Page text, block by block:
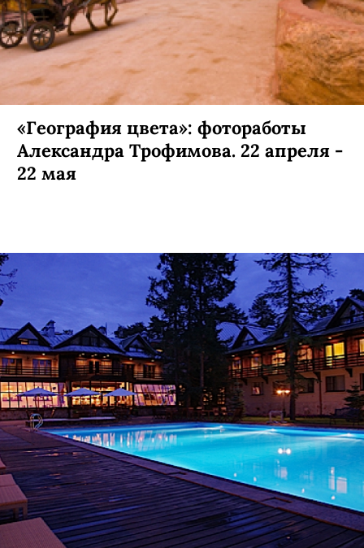
«География цвета»: фотоработы
Александра Трофимова. 22 апреля -
22 мая